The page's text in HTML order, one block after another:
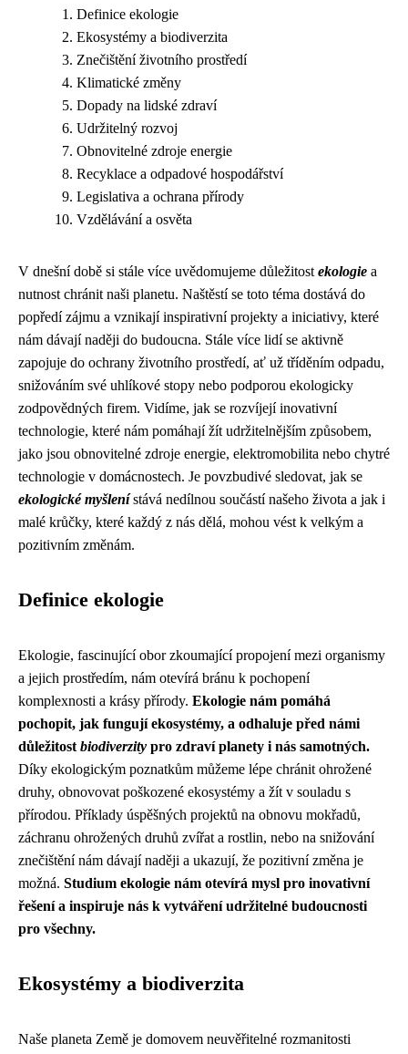
Definice ekologie
Ekosystémy a biodiverzita
Znečištění životního prostředí
Klimatické změny
Dopady na lidské zdraví
Udržitelný rozvoj
Obnovitelné zdroje energie
Recyklace a odpadové hospodářství
Legislativa a ochrana přírody
Vzdělávání a osvěta
V dnešní době si stále více uvědomujeme důležitost ekologie a
nutnost chránit naši planetu. Naštěstí se toto téma dostává do
popředí zájmu a vznikají inspirativní projekty a iniciativy, které
nám dávají naději do budoucna. Stále více lidí se aktivně
zapojuje do ochrany životního prostředí, ať už tříděním odpadu,
snižováním své uhlíkové stopy nebo podporou ekologicky
zodpovědných firem. Vidíme, jak se rozvíjejí inovativní
technologie, které nám pomáhají žít udržitelnějším způsobem,
jako jsou obnovitelné zdroje energie, elektromobilita nebo chytré
technologie v domácnostech. Je povzbudivé sledovat, jak se
ekologické myšlenístává nedílnou součástí našeho života a jak i
malé krůčky, které každý z nás dělá, mohou vést k velkým a
pozitivním změnám.
Definice ekologie
Ekologie, fascinující obor zkoumající propojení mezi organismy
a jejich prostředím, nám otevírá bránu k pochopení
komplexnosti a krásy přírody. Ekologie nám pomáhá
pochopit, jak fungují ekosystémy, a odhaluje před námi
důležitost biodiverzity pro zdraví planety i nás samotných.
Díky ekologickým poznatkům můžeme lépe chránit ohrožené
druhy, obnovovat poškozené ekosystémy a žít v souladu s
přírodou. Příklady úspěšných projektů na obnovu mokřadů,
záchranu ohrožených druhů zvířat a rostlin, nebo na snižování
znečištění nám dávají naději a ukazují, že pozitivní změna je
možná. Studium ekologie nám otevírá mysl pro inovativní
řešení a inspiruje nás k vytváření udržitelné budoucnosti
pro všechny.
Ekosystémy a biodiverzita
Naše planeta Země je domovem neuvěřitelné rozmanitosti